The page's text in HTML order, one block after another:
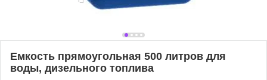
Емкость прямоугольная 500 литров для
воды, дизельного топлива